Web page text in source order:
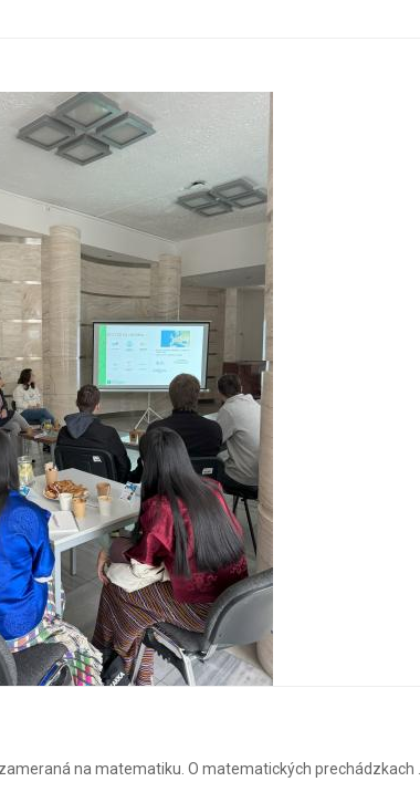
na matematiku. O matematických prechádzkach ...